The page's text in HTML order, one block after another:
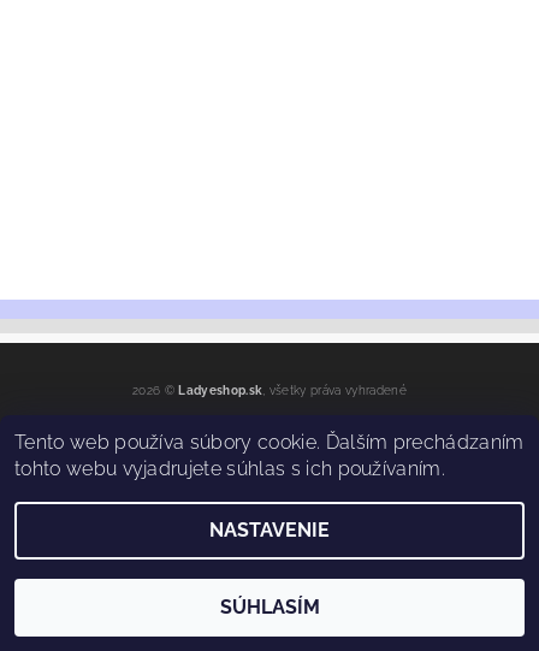
2026 © Ladyeshop.sk , všetky práva vyhradené
Vytvoril Shoptet
Tento web používa súbory cookie. Ďalším prechádzaním
tohto webu vyjadrujete súhlas s ich používaním.
NASTAVENIE
SÚHLASÍM